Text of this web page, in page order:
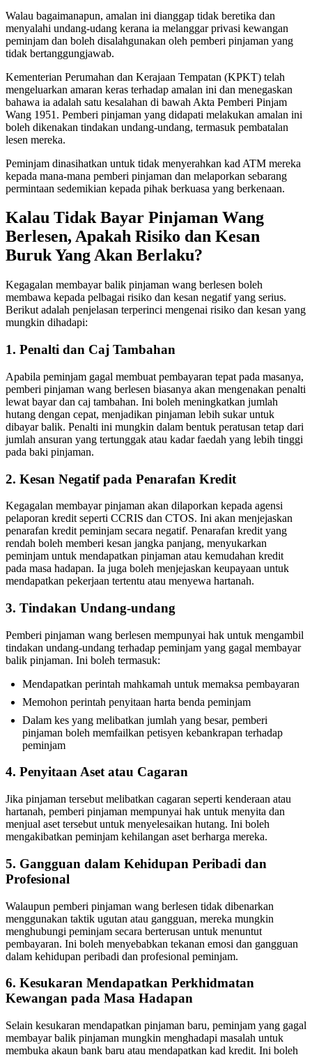
Walau bagaimanapun, amalan ini dianggap tidak beretika dan
menyalahi undang-udang kerana ia melanggar privasi kewangan
peminjam dan boleh disalahgunakan oleh pemberi pinjaman yang
tidak bertanggungjawab.
Kementerian Perumahan dan Kerajaan Tempatan (KPKT) telah
mengeluarkan amaran keras terhadap amalan ini dan menegaskan
bahawa ia adalah satu kesalahan di bawah Akta Pemberi Pinjam
Wang 1951. Pemberi pinjaman yang didapati melakukan amalan ini
boleh dikenakan tindakan undang-undang, termasuk pembatalan
lesen mereka.
Peminjam dinasihatkan untuk tidak menyerahkan kad ATM mereka
kepada mana-mana pemberi pinjaman dan melaporkan sebarang
permintaan sedemikian kepada pihak berkuasa yang berkenaan.
Kalau Tidak Bayar Pinjaman Wang
Berlesen, Apakah Risiko dan Kesan
Buruk Yang Akan Berlaku?
Kegagalan membayar balik pinjaman wang berlesen boleh
membawa kepada pelbagai risiko dan kesan negatif yang serius.
Berikut adalah penjelasan terperinci mengenai risiko dan kesan yang
mungkin dihadapi:
1. Penalti dan Caj Tambahan
Apabila peminjam gagal membuat pembayaran tepat pada masanya,
pemberi pinjaman wang berlesen biasanya akan mengenakan penalti
lewat bayar dan caj tambahan. Ini boleh meningkatkan jumlah
hutang dengan cepat, menjadikan pinjaman lebih sukar untuk
dibayar balik. Penalti ini mungkin dalam bentuk peratusan tetap dari
jumlah ansuran yang tertunggak atau kadar faedah yang lebih tinggi
pada baki pinjaman.
2. Kesan Negatif pada Penarafan Kredit
Kegagalan membayar pinjaman akan dilaporkan kepada agensi
pelaporan kredit seperti CCRIS dan CTOS. Ini akan menjejaskan
penarafan kredit peminjam secara negatif. Penarafan kredit yang
rendah boleh memberi kesan jangka panjang, menyukarkan
peminjam untuk mendapatkan pinjaman atau kemudahan kredit
pada masa hadapan. Ia juga boleh menjejaskan keupayaan untuk
mendapatkan pekerjaan tertentu atau menyewa hartanah.
3. Tindakan Undang-undang
Pemberi pinjaman wang berlesen mempunyai hak untuk mengambil
tindakan undang-undang terhadap peminjam yang gagal membayar
balik pinjaman. Ini boleh termasuk:
Mendapatkan perintah mahkamah untuk memaksa pembayaran
Memohon perintah penyitaan harta benda peminjam
Dalam kes yang melibatkan jumlah yang besar, pemberi
pinjaman boleh memfailkan petisyen kebankrapan terhadap
peminjam
4. Penyitaan Aset atau Cagaran
Jika pinjaman tersebut melibatkan cagaran seperti kenderaan atau
hartanah, pemberi pinjaman mempunyai hak untuk menyita dan
menjual aset tersebut untuk menyelesaikan hutang. Ini boleh
mengakibatkan peminjam kehilangan aset berharga mereka.
5. Gangguan dalam Kehidupan Peribadi dan
Profesional
Walaupun pemberi pinjaman wang berlesen tidak dibenarkan
menggunakan taktik ugutan atau gangguan, mereka mungkin
menghubungi peminjam secara berterusan untuk menuntut
pembayaran. Ini boleh menyebabkan tekanan emosi dan gangguan
dalam kehidupan peribadi dan profesional peminjam.
6. Kesukaran Mendapatkan Perkhidmatan
Kewangan pada Masa Hadapan
Selain kesukaran mendapatkan pinjaman baru, peminjam yang gagal
membayar balik pinjaman mungkin menghadapi masalah untuk
membuka akaun bank baru atau mendapatkan kad kredit. Ini boleh